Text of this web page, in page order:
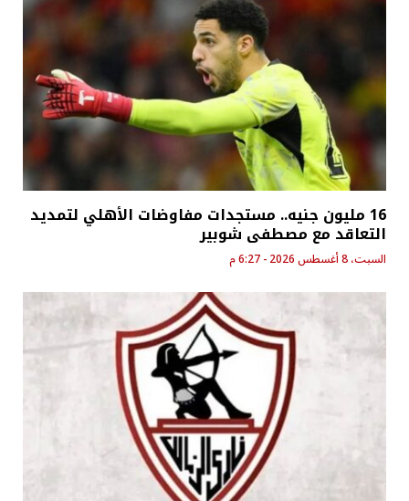
16 مليون جنيه.. مستجدات مفاوضات الأهلي لتمديد
التعاقد مع مصطفى شوبير
السبت، 8 أغسطس 2026 - 6:27 م